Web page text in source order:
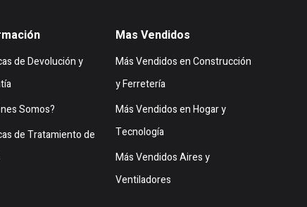
de Devolución y
Somos?
de Tratamiento de
Mas Vendidos
Más Vendidos en Construcción
y Ferretería
Más Vendidos en Hogar y
Tecnología
Más Vendidos Aires y
Ventiladores